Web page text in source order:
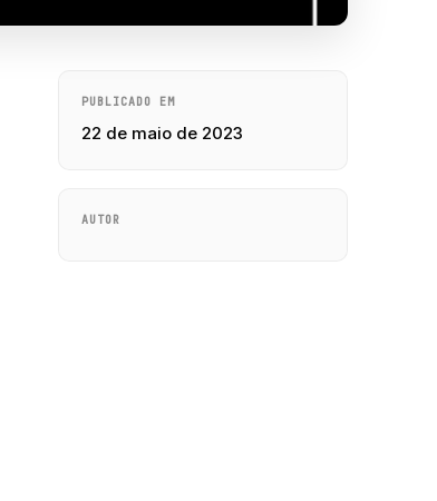
PUBLICADO EM
22 de maio de 2023
AUTOR